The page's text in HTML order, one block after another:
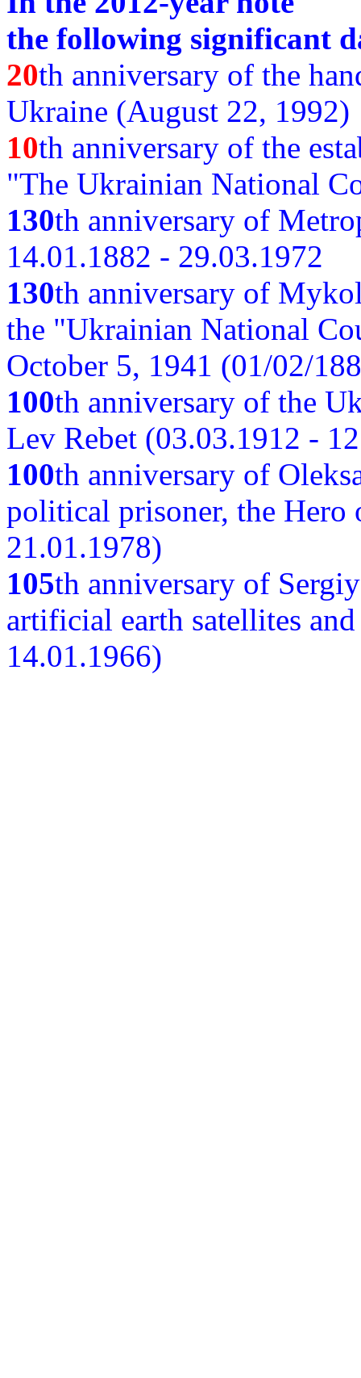
the following significant
20th anniversary of the
Ukraine (August 22, 1992)
10th anniversary of the
"The Ukrainian National
130th anniversary of
14.01.1882 - 29.03.1972
130th anniversary of
the "Ukrainian National
October 5, 1941 (01/02/
100th anniversary of the
Lev Rebet (03.03.1912 -
100th anniversary of
political prisoner, the
21.01.1978)
105th anniversary of
artificial earth satellites
14.01.1966)